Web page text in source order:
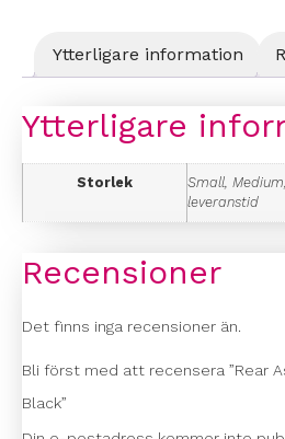
Ytterligare information
Ytterligare
Storlek
Small,
leveranstid
Recensioner
Det finns inga recensioner än.
Bli först med att recensera ”Rear
Black”